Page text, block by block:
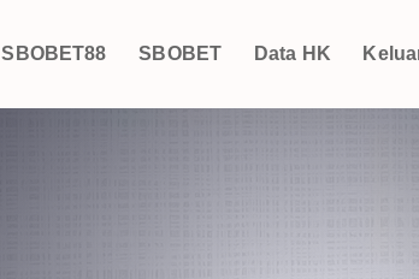
SBOBET88 SBOBET Data HK